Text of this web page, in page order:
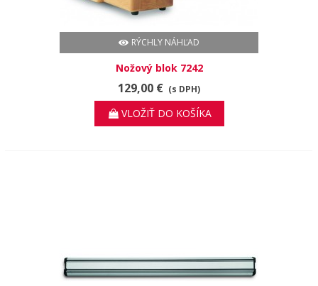
RÝCHLY NÁHĽAD
Nožový blok 7242
129,00 € (s DPH)
VLOŽIŤ DO KOŠÍKA